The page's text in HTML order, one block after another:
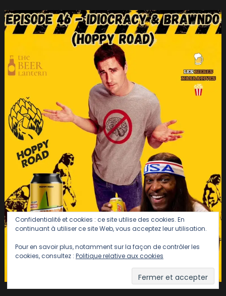
Confidentialité et cookies : ce site utilise des cookies. En
continuant à utiliser ce site Web, vous acceptez leur utilisation.
Pour en savoir plus, notamment sur la façon de contrôler les
cookies, consultez : Politique relative aux cookies